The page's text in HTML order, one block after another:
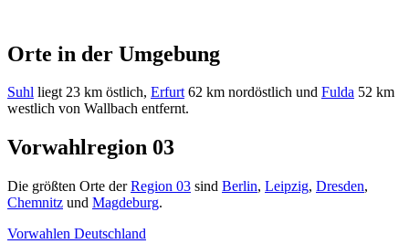
Orte in der Umgebung
Suhl liegt 23 km östlich, Erfurt62 km nordöstlich und Fulda 52 km
westlich von Wallbach entfernt.
Vorwahlregion 03
Die größten Orte derRegion 03 sind Berlin, Leipzig, Dresden,
Chemnitz und Magdeburg.
Vorwahlen Deutschland